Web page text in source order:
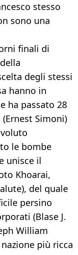
stesso
sono una
finali di
degli stessi
hanno in
ha passato 28
Simoni)
le bombe
unisce il
Khoarai,
del quale
persino
(Blase J.
William
più ricca